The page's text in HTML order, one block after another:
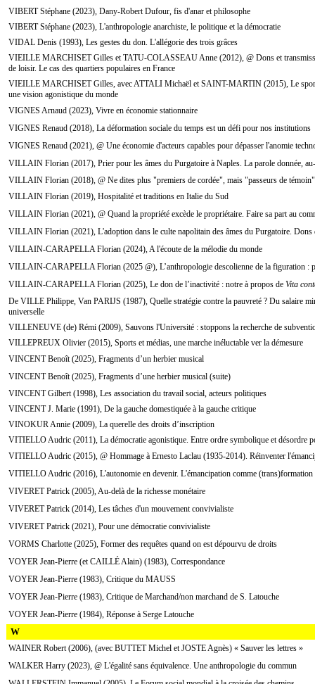
VIBERT Stéphane (2023), Dany-Robert Dufour, fis d'anar et philosophe
VIBERT Stéphane (2023), L'anthropologie anarchiste, le politique et la démocratie
VIDAL Denis (1993), Les gestes du don. L'allégorie des trois grâces
VIEILLE MARCHISET Gilles et TATU-COLASSEAU Anne (2012), @ Dons et
de loisir. Le cas des quartiers populaires en France
VIEILLE MARCHISET Gilles, avec ATTALI Michaël et SAINT-MARTIN (2015), Le
une vision agonistique du monde
VIGNES Arnaud (2023), Vivre en économie stationnaire
VIGNES Renaud (2018), La déformation sociale du temps est un défi pour nos institutions
VIGNES Renaud (2021), @ Une économie d'acteurs capables pour dépasser l'anomie
VILLAIN Florian (2017), Prier pour les âmes du Purgatoire à Naples. La parole donnée,
VILLAIN Florian (2018), @ Ne dites plus "premiers de cordée", mais "passeurs de
VILLAIN Florian (2019), Hospitalité et traditions en Italie du Sud
VILLAIN Florian (2021), @ Quand la propriété excède le propriétaire. Faire sa part au
VILLAIN Florian (2021), L'adoption dans le culte napolitain des âmes du Purgatoire. Dons
VILLAIN-CARAPELLA Florian (2024), A l'écoute de la mélodie du monde
VILLAIN-CARAPELLA Florian (2025 @), L’anthropologie descolienne de la figuration :
VILLAIN-CARAPELLA Florian (2025), Le don de l’inactivité : notre à propos de Vita
De VILLE Philippe, Van PARIJS (1987), Quelle stratégie contre la pauvreté ? Du salaire
universelle
VILLENEUVE (de) Rémi (2009), Sauvons l'Université : stoppons la recherche de
VILLEPREUX Olivier (2015), Sports et médias, une marche inéluctable ver la démesure
VINCENT Benoît (2025), Fragments d’un herbier musical
VINCENT Benoît (2025), Fragments d’une herbier musical (suite)
VINCENT Gilbert (1998), Les association du travail social, acteurs politiques
VINCENT J. Marie (1991), De la gauche domestiquée à la gauche critique
VINOKUR Annie (2009), La querelle des droits d’inscription
VITIELLO Audric (2011), La démocratie agonistique. Entre ordre symbolique et désordre
VITIELLO Audric (2015), @ Hommage à Ernesto Laclau (1935-2014). Réinventer
VITIELLO Audric (2016), L'autonomie en devenir. L'émancipation comme
VIVERET Patrick (2005), Au-delà de la richesse monétaire
VIVERET Patrick (2014), Les tâches d'un mouvement convivialiste
VIVERET Patrick (2021), Pour une démocratie convivialiste
VORMS Charlotte (2025), Former des requêtes quand on est dépourvu de droits
VOYER Jean-Pierre (et CAILLÉ Alain) (1983), Correspondance
VOYER Jean-Pierre (1983), Critique du MAUSS
VOYER Jean-Pierre (1983), Critique de Marchand/non marchand de S. Latouche
VOYER Jean-Pierre (1984), Réponse à Serge Latouche
W
WAINER Robert (2006), (avec BUTTET Michel et JOSTE Agnès) « Sauver les lettres »
WALKER Harry (2023), @ L'égalité sans équivalence. Une anthropologie du commun